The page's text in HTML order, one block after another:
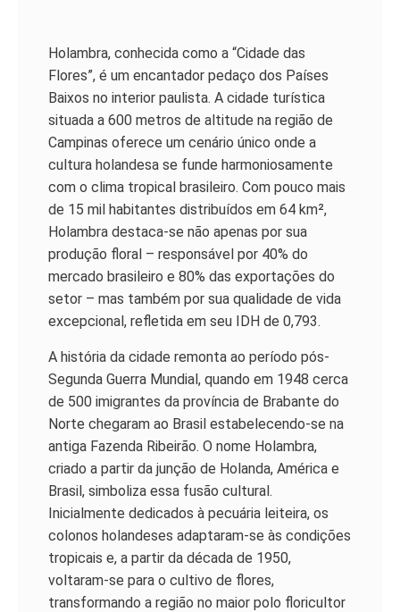
Holambra, conhecida como a “Cidade das
Flores”, é um encantador pedaço dos Países
Baixos no interior paulista. A cidade turística
situada a 600 metros de altitude na região de
Campinas oferece um cenário único onde a
cultura holandesa se funde harmoniosamente
com o clima tropical brasileiro. Com pouco mais
de 15 mil habitantes distribuídos em 64 km²,
Holambra destaca-se não apenas por sua
produção floral – responsável por 40% do
mercado brasileiro e 80% das exportações do
setor – mas também por sua qualidade de vida
excepcional, refletida em seu IDH de 0,793.
A história da cidade remonta ao período pós-
Segunda Guerra Mundial, quando em 1948 cerca
de 500 imigrantes da província de Brabante do
Norte chegaram ao Brasil estabelecendo-se na
antiga Fazenda Ribeirão. O nome Holambra,
criado a partir da junção de Holanda, América e
Brasil, simboliza essa fusão cultural.
Inicialmente dedicados à pecuária leiteira, os
colonos holandeses adaptaram-se às condições
tropicais e, a partir da década de 1950,
voltaram-se para o cultivo de flores,
transformando a região no maior polo floricultor